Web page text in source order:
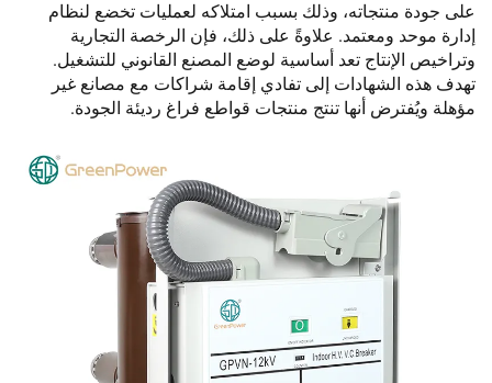
على جودة منتجاته، وذلك بسبب امتلاكه لعمليات تخضع لنظام
إدارة موحد ومعتمد. علاوةً على ذلك، فإن الرخصة التجارية
وتراخيص الإنتاج تعد أساسية لوضع المصنع القانوني للتشغيل.
تهدف هذه الشهادات إلى تفادي إقامة شراكات مع مصانع غير
مؤهلة ويُفترض أنها تنتج منتجات قواطع فراغ رديئة الجودة.